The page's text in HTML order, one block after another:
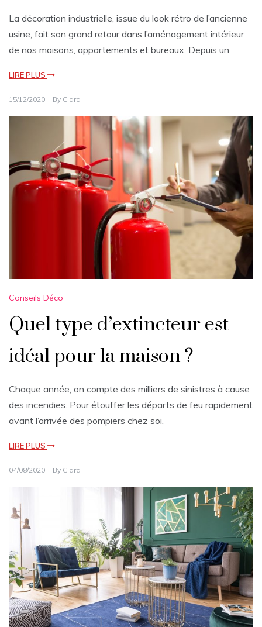
La décoration industrielle, issue du look rétro de l’ancienne
usine, fait son grand retour dans l’aménagement intérieur
de nos maisons, appartements et bureaux. Depuis un
LIRE PLUS
15/12/2020 By Clara
Conseils Déco
Quel type d’extincteur est
idéal pour la maison ?
Chaque année, on compte des milliers de sinistres à cause
des incendies. Pour étouffer les départs de feu rapidement
avant l’arrivée des pompiers chez soi,
LIRE PLUS
04/08/2020 By Clara